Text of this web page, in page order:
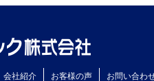
会社紹介 お客様の声 お問い合わ